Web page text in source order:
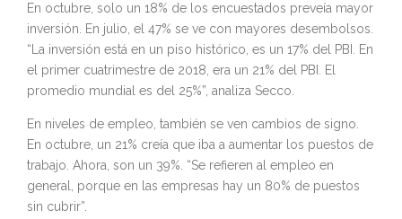
En octubre, solo un 18% de los encuestados preveía mayor
inversión. En julio, el 47% se ve con mayores desembolsos.
“La inversión está en un piso histórico, es un 17% del PBI. En
el primer cuatrimestre de 2018, era un 21% del PBI. El
promedio mundial es del 25%”, analiza Secco.
En niveles de empleo, también se ven cambios de signo.
En octubre, un 21% creía que iba a aumentar los puestos de
trabajo. Ahora, son un 39%. “Se refieren al empleo en
general, porque en las empresas hay un 80% de puestos
sin cubrir”.